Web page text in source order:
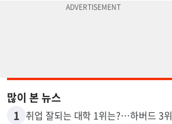
많이 본 뉴스
1 취업 잘되는 대학 1위는?…하버드 3위